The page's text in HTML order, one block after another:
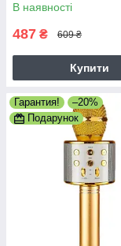
В наявності
487 ₴ 609 ₴
Купити
Гарантия!
–20%
Подарунок